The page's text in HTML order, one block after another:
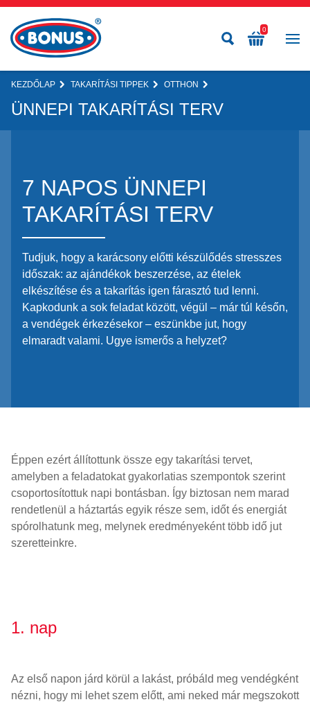
0
KEZDŐLAP TAKARÍTÁSI TIPPEK OTTHON
ÜNNEPI TAKARÍTÁSI TERV
7 NAPOS ÜNNEPI
TAKARÍTÁSI TERV
Tudjuk, hogy a karácsony előtti készülődés stresszes
időszak: az ajándékok beszerzése, az ételek
elkészítése és a takarítás igen fárasztó tud lenni.
Kapkodunk a sok feladat között, végül – már túl későn,
a vendégek érkezésekor – eszünkbe jut, hogy
elmaradt valami. Ugye ismerős a helyzet?
Éppen ezért állítottunk össze egy takarítási tervet,
amelyben a feladatokat gyakorlatias szempontok szerint
csoportosítottuk napi bontásban. Így biztosan nem marad
rendetlenül a háztartás egyik része sem, időt és energiát
spórolhatunk meg, melynek eredményeként több idő jut
szeretteinkre.
1. nap
Az első napon járd körül a lakást, próbáld meg vendégként
nézni, hogy mi lehet szem előtt, ami neked már megszokott